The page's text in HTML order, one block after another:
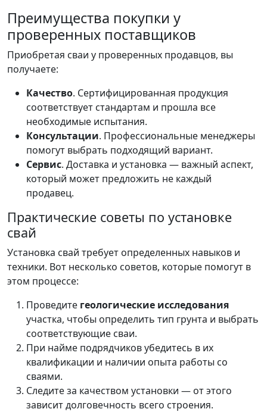
Преимущества покупки у
проверенных поставщиков
Приобретая сваи у проверенных продавцов, вы
получаете:
Качество. Сертифицированная продукция
соответствует стандартам и прошла все
необходимые испытания.
Консультации. Профессиональные менеджеры
помогут выбрать подходящий вариант.
Сервис. Доставка и установка — важный аспект,
который может предложить не каждый
продавец.
Практические советы по установке
свай
Установка свай требует определенных навыков и
техники. Вот несколько советов, которые помогут в
этом процессе:
Проведите геологические исследования
участка, чтобы определить тип грунта и выбрать
соответствующие сваи.
При найме подрядчиков убедитесь в их
квалификации и наличии опыта работы со
сваями.
Следите за качеством установки — от этого
зависит долговечность всего строения.